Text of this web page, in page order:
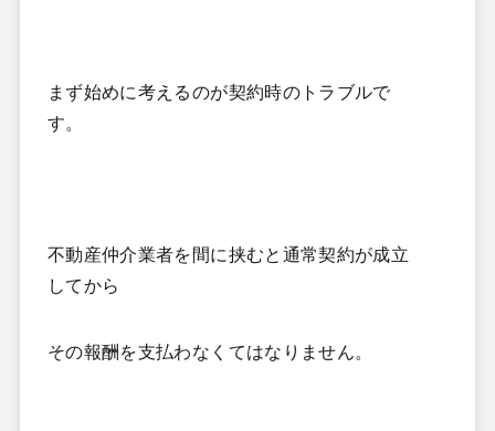
まず始めに考えるのが契約時のトラブルで
す。
不動産仲介業者を間に挟むと通常契約が成立
してから
その報酬を支払わなくてはなりません。